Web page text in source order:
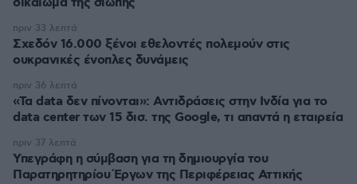
Σχεδόν 16.000 ξένοι εθελοντές πολεμούν στις
ουκρανικές ένοπλες δυνάμεις
πριν 33 λεπτά
«Τα data δεν πίνονται»: Αντιδράσεις στην Ινδία για το
data center των 15 δισ. της Google, τι απαντά η εταιρεία
πριν 36 λεπτά
Υπεγράφη η σύμβαση για τη δημιουργία του
Παρατηρητηρίου Έργων της Περιφέρειας Αττικής
πριν 37 λεπτά